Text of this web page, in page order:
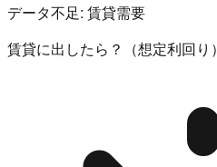
データ不足: 賃貸需要
賃貸に出したら？（想定利回り）